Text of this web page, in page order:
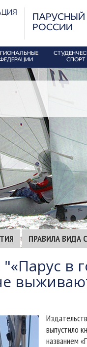
ПАРУСНЫЙ
РОССИИ
СПОРТ
ПРАВИЛА ВИДА
в
выпустило
названием